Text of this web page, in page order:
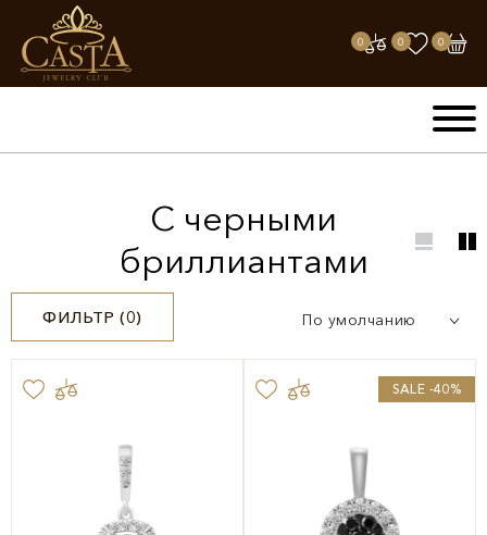
0 0 0
С черными
бриллиантами
ФИЛЬТР (0) По умолчанию
SALE -40%